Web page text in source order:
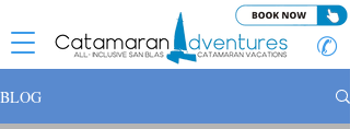
✆
BLOG